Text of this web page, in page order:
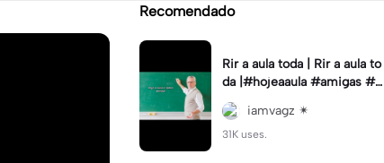
Recomendado
Rir a aula toda | Rir a aula to
da |#hojeaaula #amigas #tr
endtikitok #melhoresamiga
s
iamvagz ✴︎
31K uses.